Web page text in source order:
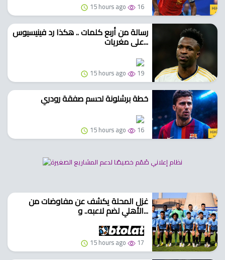
15 hours ago 16
رسالة من أربع كلمات .. هكذا رد فينيسيوس
على مغريات...
15 hours ago 19
خطة برشلونة لحسم صفقة رودري
15 hours ago 16
غزل المحلة يكشف عن مفاوضات من
الأهلي لضم لاعبه.. و...
15 hours ago 17